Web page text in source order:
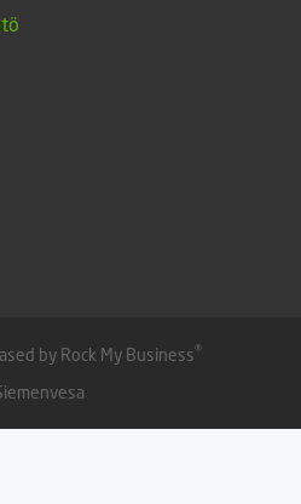
by Rock My Business®